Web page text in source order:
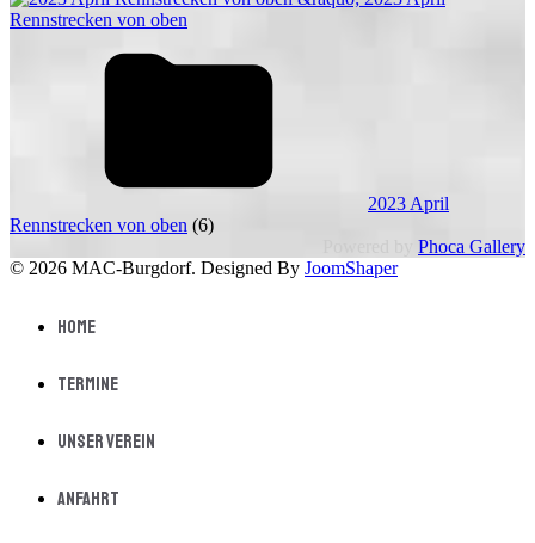
2023 April
Rennstrecken von oben (6)
Phoca Gallery
© 2026 MAC-Burgdorf. Designed By JoomShaper
Home
Termine
Unser Verein
Anfahrt